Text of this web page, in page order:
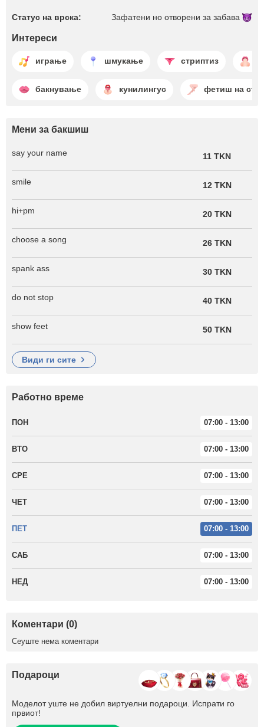
Статус на врска: Зафатени но отворени за забава
Интереси
играње шмукање стриптиз
бакнување кунилингус фетиш на
Мени за бакшиш
say your name 11 TKN
smile 12 TKN
hi+pm 20 TKN
choose a song 26 TKN
spank ass 30 TKN
do not stop 40 TKN
show feet 50 TKN
види ги сите
Работно време
ПОН 07:00 - 13:00
ВТО 07:00 - 13:00
СРЕ 07:00 - 13:00
ЧЕТ 07:00 - 13:00
ПЕТ 07:00 - 13:00
САБ 07:00 - 13:00
НЕД 07:00 - 13:00
Коментари (0)
Сеуште нема коментари
Подароци
Моделот уште не добил виртуелни подароци. Испрати го
првиот!